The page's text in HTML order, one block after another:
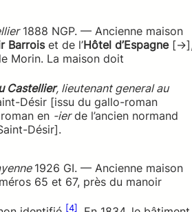
1888 NGP. — Ancienne maison
Barroiset de l’Hôtel d’Espagne
Morin. La maison doit
Castellier, lieutenant general au
Désir [issu du gallo-roman
en -ierde l’ancien normand
Désir].
1926 GI. — Ancienne maison
65 et 67, près du manoir
[4]